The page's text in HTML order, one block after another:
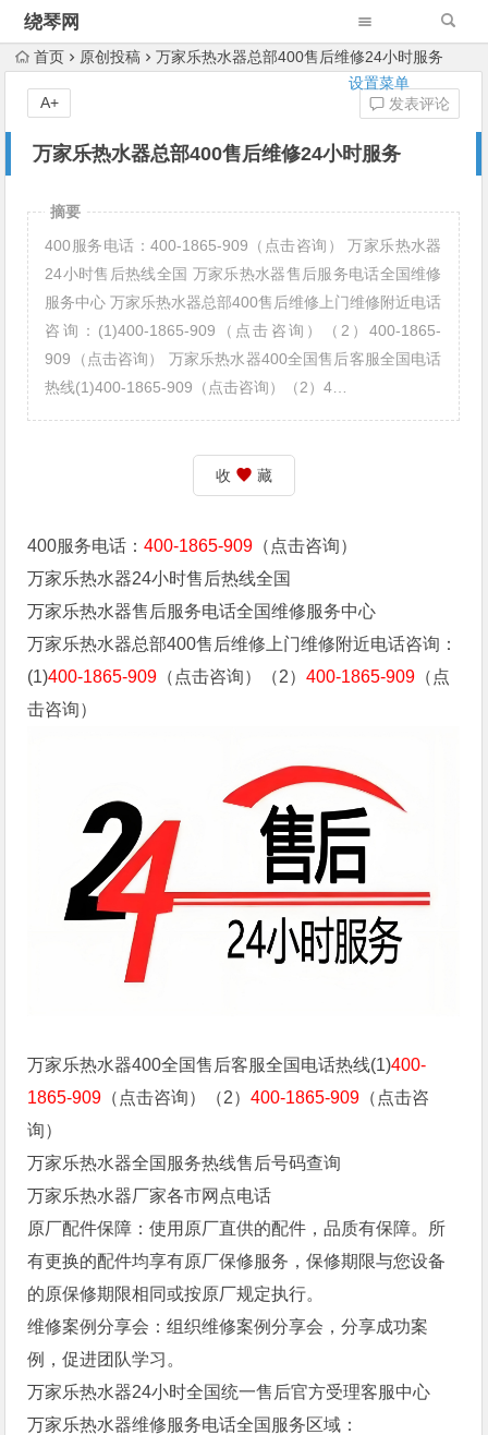
绕琴网
设置菜单
首页 原创投稿 万家乐热水器总部400售后维修24小时服务
万家乐热水器总部400售后维修24小时服务
发表评论
A+
摘要
400服务电话：400-1865-909（点击咨询） 万家乐热水器
24小时售后热线全国 万家乐热水器售后服务电话全国维修
服务中心 万家乐热水器总部400售后维修上门维修附近电话
咨询：(1)400-1865-909（点击咨询）（2）400-1865-
909（点击咨询） 万家乐热水器400全国售后客服全国电话
热线(1)400-1865-909（点击咨询）（2）4…
收 藏
400服务电话：400-1865-909 （点击咨询）
万家乐热水器24小时售后热线全国
万家乐热水器售后服务电话全国维修服务中心
万家乐热水器总部400售后维修上门维修附近电话咨询：
(1)400-1865-909 （点击咨询）（2）400-1865-909 （点
击咨询）
万家乐热水器400全国售后客服全国电话热线(1)400-
1865-909 （点击咨询）（2）400-1865-909 （点击咨
询）
万家乐热水器全国服务热线售后号码查询
万家乐热水器厂家各市网点电话
原厂配件保障：使用原厂直供的配件，品质有保障。所
有更换的配件均享有原厂保修服务，保修期限与您设备
的原保修期限相同或按原厂规定执行。
维修案例分享会：组织维修案例分享会，分享成功案
例，促进团队学习。
万家乐热水器24小时全国统一售后官方受理客服中心
万家乐热水器维修服务电话全国服务区域：